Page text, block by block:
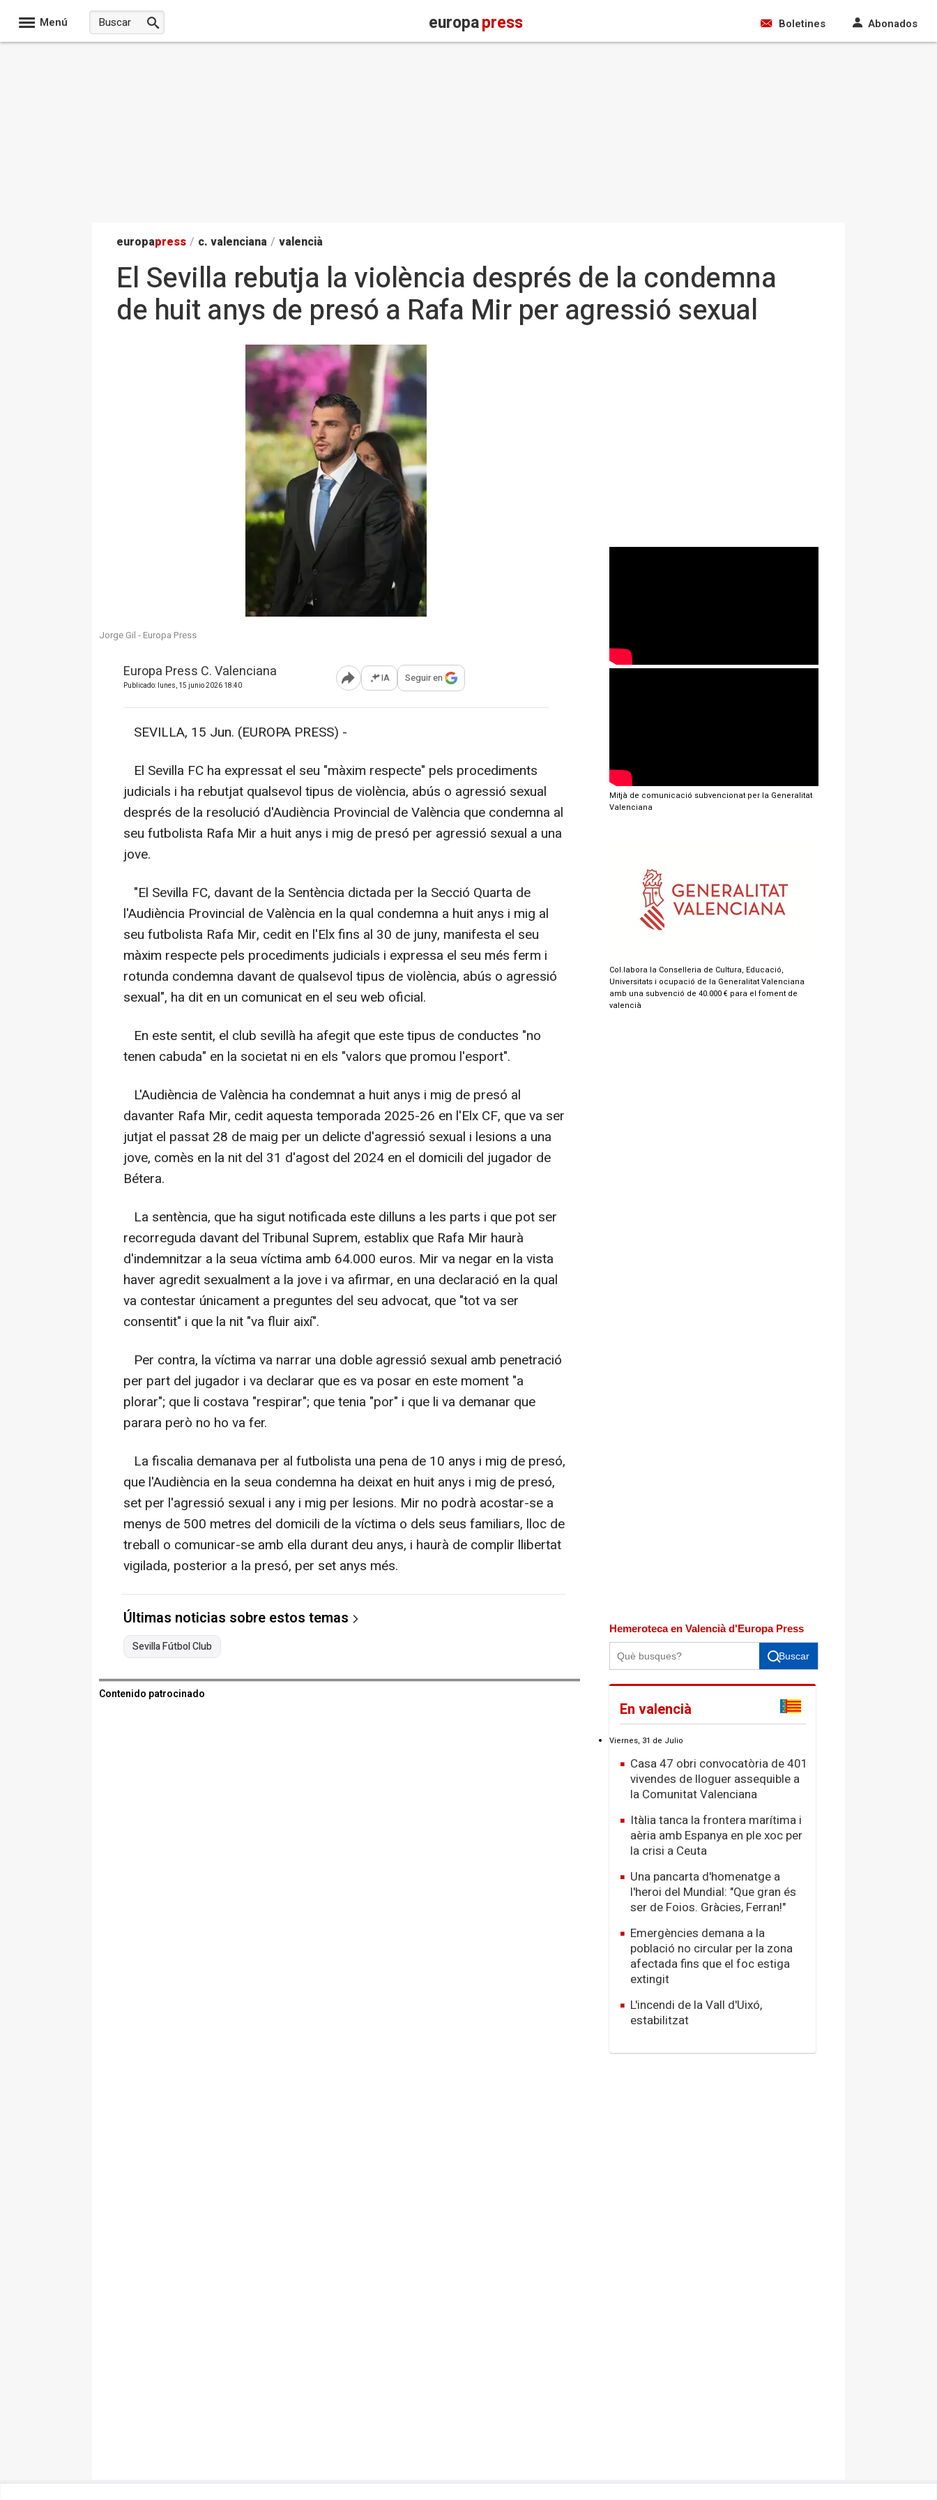
Menú europapress Boletines Abonados
europapress / c. valenciana / valencià
El Sevilla rebutja la violència després de la condemna
de huit anys de presó a Rafa Mir per agressió sexual
Jorge Gil - Europa Press
Europa Press C. Valenciana
Publicado: lunes, 15 junio 2026 18:40 Abrir opciones para compartir
IA Seguir en
SEVILLA, 15 Jun. (EUROPA PRESS) -
El Sevilla FC ha expressat el seu "màxim respecte" pels procediments
judicials i ha rebutjat qualsevol tipus de violència, abús o agressió sexual
després de la resolució d'Audiència Provincial de València que condemna al
seu futbolista Rafa Mir a huit anys i mig de presó per agressió sexual a una
jove.
"El Sevilla FC, davant de la Sentència dictada per la Secció Quarta de
l'Audiència Provincial de València en la qual condemna a huit anys i mig al
seu futbolista Rafa Mir, cedit en l'Elx fins al 30 de juny, manifesta el seu
màxim respecte pels procediments judicials i expressa el seu més ferm i
rotunda condemna davant de qualsevol tipus de violència, abús o agressió
sexual", ha dit en un comunicat en el seu web oficial.
En este sentit, el club sevillà ha afegit que este tipus de conductes "no
tenen cabuda" en la societat ni en els "valors que promou l'esport".
L'Audiència de València ha condemnat a huit anys i mig de presó al
davanter Rafa Mir, cedit aquesta temporada 2025-26 en l'Elx CF, que va ser
jutjat el passat 28 de maig per un delicte d'agressió sexual i lesions a una
jove, comès en la nit del 31 d'agost del 2024 en el domicili del jugador de
Bétera.
La sentència, que ha sigut notificada este dilluns a les parts i que pot ser
recorreguda davant del Tribunal Suprem, establix que Rafa Mir haurà
d'indemnitzar a la seua víctima amb 64.000 euros. Mir va negar en la vista
haver agredit sexualment a la jove i va afirmar, en una declaració en la qual
va contestar únicament a preguntes del seu advocat, que "tot va ser
consentit" i que la nit "va fluir així".
Per contra, la víctima va narrar una doble agressió sexual amb penetració
per part del jugador i va declarar que es va posar en este moment "a
plorar"; que li costava "respirar"; que tenia "por" i que li va demanar que
parara però no ho va fer.
La fiscalia demanava per al futbolista una pena de 10 anys i mig de presó,
que l'Audiència en la seua condemna ha deixat en huit anys i mig de presó,
set per l'agressió sexual i any i mig per lesions. Mir no podrà acostar-se a
menys de 500 metres del domicili de la víctima o dels seus familiars, lloc de
treball o comunicar-se amb ella durant deu anys, i haurà de complir llibertat
vigilada, posterior a la presó, per set anys més.
Últimas noticias sobre estos temas
Sevilla Fútbol Club
Contenido patrocinado
Mitjà de comunicació subvencionat per la Generalitat
Valenciana
Col.labora la Conselleria de Cultura, Educació,
Universitats i ocupació de la Generalitat Valenciana
amb una subvenció de 40.000 € para el foment de
valencià
Hemeroteca en Valencià d'Europa Press
Buscar
En valencià
Viernes, 31 de Julio
Casa 47 obri convocatòria de 401
vivendes de lloguer assequible a
la Comunitat Valenciana
Itàlia tanca la frontera marítima i
aèria amb Espanya en ple xoc per
la crisi a Ceuta
Una pancarta d'homenatge a
l'heroi del Mundial: "Que gran és
ser de Foios. Gràcies, Ferran!"
Emergències demana a la
població no circular per la zona
afectada fins que el foc estiga
extingit
L'incendi de la Vall d'Uixó,
estabilitzat